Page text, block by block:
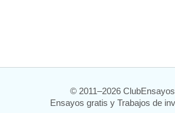
© 2011–2026
Ensayos gratis y Trabajos de